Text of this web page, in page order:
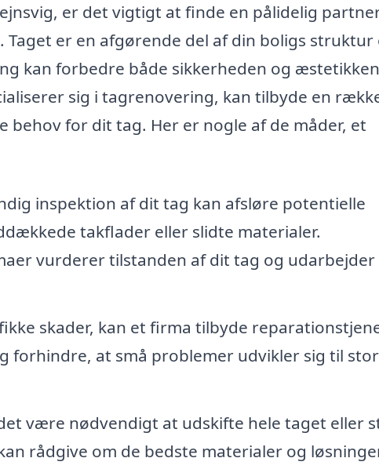
er det vigtigt at finde en pålidelig
er en afgørende del af din boligs struktur
kan forbedre både sikkerheden og
sig i tagrenovering, kan tilbyde en
behov for dit tag. Her er nogle af de måder, et
inspektion af dit tag kan afsløre potentielle
takflader eller slidte materialer.
vurderer tilstanden af dit tag og udarbejder
skader, kan et firma tilbyde
forhindre, at små problemer udvikler sig til
være nødvendigt at udskifte hele taget eller
rådgive om de bedste materialer og